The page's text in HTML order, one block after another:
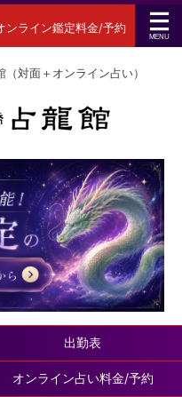
ンライン鑑定料金/予約
対面＋オンライン占い）
出勤表
オンライン占い料金/予約